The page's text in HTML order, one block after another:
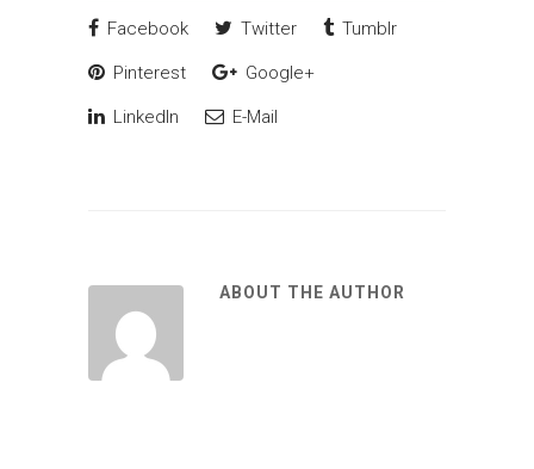
Facebook Twitter Tumblr
Pinterest Google+
LinkedIn E-Mail
ABOUT THE AUTHOR